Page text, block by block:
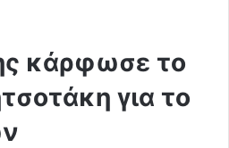
κάρφωσε το
για το